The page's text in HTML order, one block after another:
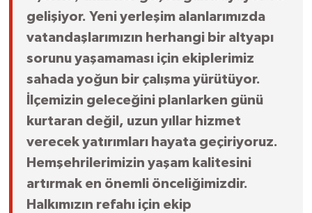
gelişiyor. Yeni yerleşim alanlarımızda
vatandaşlarımızın herhangi bir altyapı
sorunu yaşamaması için ekiplerimiz
sahada yoğun bir çalışma yürütüyor.
İlçemizin geleceğini planlarken günü
kurtaran değil, uzun yıllar hizmet
verecek yatırımları hayata geçiriyoruz.
Hemşehrilerimizin yaşam kalitesini
artırmak en önemli önceliğimizdir.
Halkımızın refahı için ekip